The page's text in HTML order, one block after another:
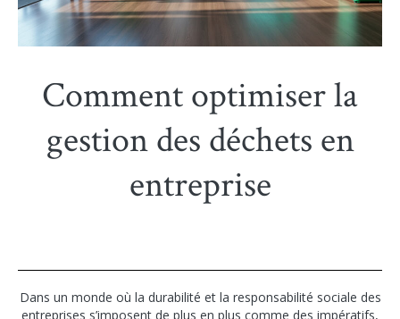
Comment optimiser la
gestion des déchets en
entreprise
Dans un monde où la durabilité et la responsabilité sociale des
entreprises s’imposent de plus en plus comme des impératifs,